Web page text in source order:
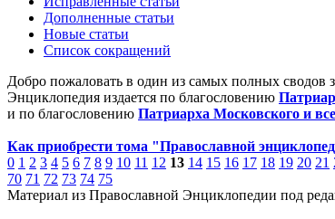
Дополненные статьи
Новые статьи
Список сокращений
Добро пожаловать в один из самых полных
Энциклопедия издается по благословению
и по благословению Патриарха Московского и
Как приобрести тома "Православной
0 1 2 3 4 5 6 7 8 9 10 11 12 13 14 15 16 17 18 19 20 21
70 71 72 73 74 75
Материал из Православной Энциклопедии под